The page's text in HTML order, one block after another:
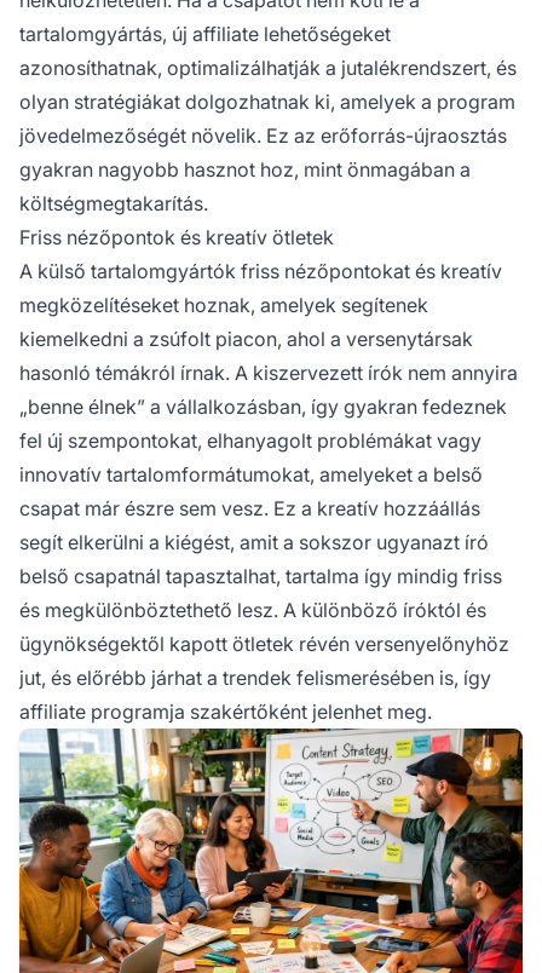
tartalomgyártás, új affiliate lehetőségeket
azonosíthatnak, optimalizálhatják a jutalékrendszert, és
olyan stratégiákat dolgozhatnak ki, amelyek a program
jövedelmezőségét növelik. Ez az erőforrás-újraosztás
gyakran nagyobb hasznot hoz, mint önmagában a
költségmegtakarítás.
Friss nézőpontok és kreatív ötletek
A külső tartalomgyártók friss nézőpontokat és kreatív
megközelítéseket hoznak, amelyek segítenek
kiemelkedni a zsúfolt piacon, ahol a versenytársak
hasonló témákról írnak. A kiszervezett írók nem annyira
„benne élnek” a vállalkozásban, így gyakran fedeznek
fel új szempontokat, elhanyagolt problémákat vagy
innovatív tartalomformátumokat, amelyeket a belső
csapat már észre sem vesz. Ez a kreatív hozzáállás
segít elkerülni a kiégést, amit a sokszor ugyanazt író
belső csapatnál tapasztalhat, tartalma így mindig friss
és megkülönböztethető lesz. A különböző íróktól és
ügynökségektől kapott ötletek révén versenyelőnyhöz
jut, és előrébb járhat a trendek felismerésében is, így
affiliate programja szakértőként jelenhet meg.